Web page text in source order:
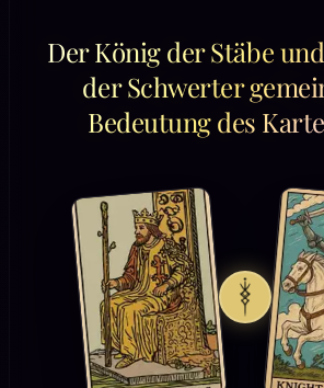
Der König der Stäbe
der Schwerter
Bedeutung des